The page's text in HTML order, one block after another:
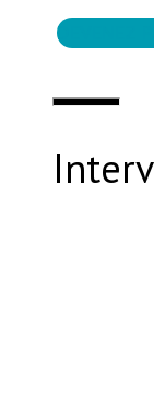
DEVENEZ